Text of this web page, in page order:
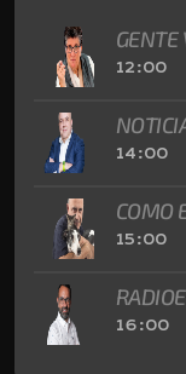
GENTE
12:00
14:00
COMO
15:00
16:00